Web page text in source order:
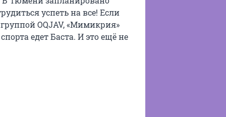
успеть на все! Если
OQJAV, «Мимикрия»
едет Баста. И это ещё не